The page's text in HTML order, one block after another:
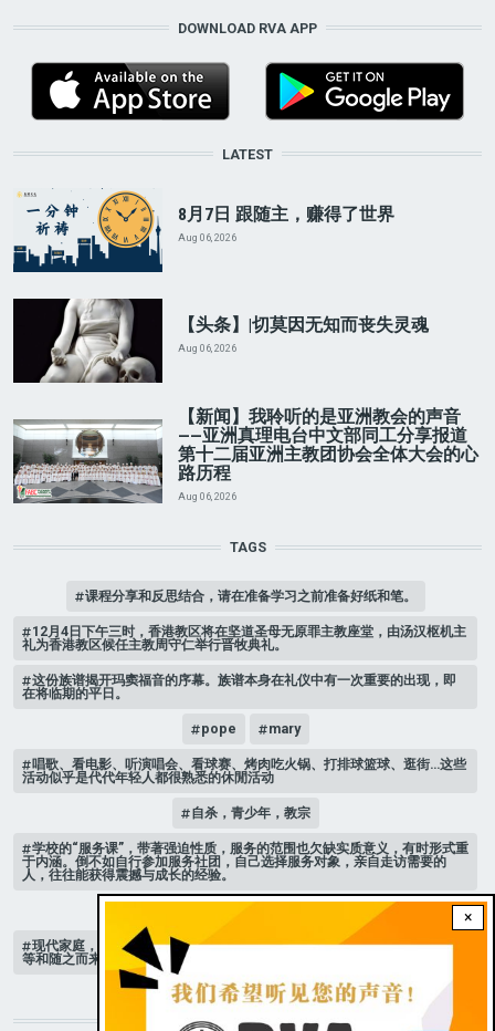
×
DOWNLOAD RVA APP
LATEST
8月7日 跟随主，赚得了世界
Aug 06, 2026
【头条】|切莫因无知而丧失灵魂
Aug 06, 2026
【新闻】我聆听的是亚洲教会的声音
——亚洲真理电台中文部同工分享报道
第十二届亚洲主教团协会全体大会的心
路历程
Aug 06, 2026
TAGS
课程分享和反思结合，请在准备学习之前准备好纸和笔。
12月4日下午三时，香港教区将在坚道圣母无原罪主教座堂，由汤汉枢机主
礼为香港教区候任主教周守仁举行晋牧典礼。
这份族谱揭开玛窦福音的序幕。族谱本身在礼仪中有一次重要的出现，即
在将临期的平日。
pope mary
唱歌、看电影、听演唱会、看球赛、烤肉吃火锅、打排球篮球、逛街…这些
活动似乎是代代年轻人都很熟悉的休閒活动
自杀，青少年，教宗
学校的“服务课”，带著强迫性质，服务的范围也欠缺实质意义，有时形式重
于内涵。倒不如自行参加服务社团，自己选择服务对象，亲自走访需要的
人，往往能获得震撼与成长的经验。
现代家庭，子女或许都是宝贝，不公平的待遇显得比较少，但隐性的不平
等和随之而来的身心压力却仍旧挥之不去。
STAY CONNECTED WITH US!